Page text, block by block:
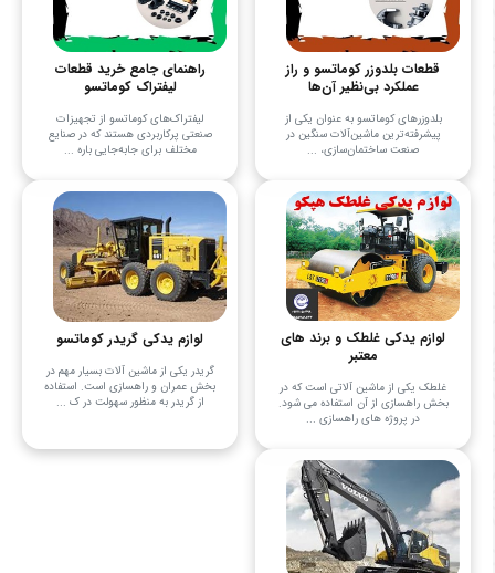
قطعات بلدوزر کوماتسو و راز
عملکرد بی‌نظیر آن‌ها
بلدوزرهای کوماتسو به عنوان یکی از
پیشرفته‌ترین ماشین‌آلات سنگین در
صنعت ساختمان‌سازی، ...
راهنمای جامع خرید قطعات
لیفتراک کوماتسو
لیفتراک‌های کوماتسو از تجهیزات
صنعتی پرکاربردی هستند که در صنایع
مختلف برای جابه‌جایی باره ...
لوازم یدکی غلطک و برند های
معتبر
غلطک یکی از ماشین آلاتی است که در
بخش راهسازی از آن استفاده می‌ شود.
در پروژه‌ های راهسازی ...
لوازم یدکی گریدر کوماتسو
گریدر یکی از ماشین آلات بسیار مهم در
بخش عمران و راهسازی است. استفاده
از گریدر به منظور سهولت در ک ...